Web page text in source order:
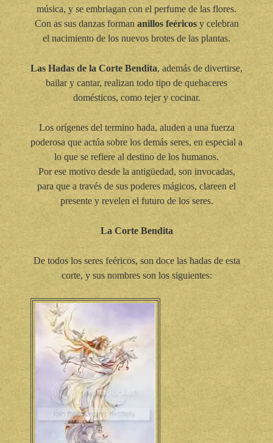
música, y se embriagan con el perfume de las flores.
Con as sus danzas forman anillos feéricosy celebran
el nacimiento de los nuevos brotes de las plantas.
Las Hadas de la Corte Bendita, además de divertirse,
bailar y cantar, realizan todo tipo de quehaceres
domésticos, como tejer y cocinar.
Los orígenes del termino hada, aluden a una fuerza
poderosa que actúa sobre los demás seres, en especial a
lo que se refiere al destino de los humanos.
Por ese motivo desde la antigüedad, son invocadas,
para que a través de sus poderes mágicos, clareen el
presente y revelen el futuro de los seres.
La Corte Bendita
De todos los seres feéricos, son doce las hadas de esta
corte, y sus nombres son los siguientes: